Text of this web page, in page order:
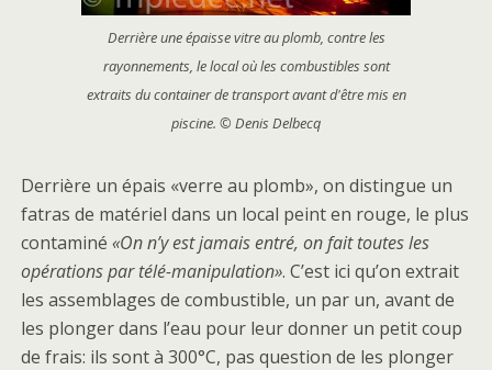
Derrière une épaisse vitre au plomb, contre les
rayonnements, le local où les combustibles sont
extraits du container de transport avant d'être mis en
piscine. © Denis Delbecq
Derrière un épais «verre au plomb», on distingue un
fatras de matériel dans un local peint en rouge, le plus
contaminé «On n’y est jamais entré, on fait toutes les
opérations par télé-manipulation». C’est ici qu’on extrait
les assemblages de combustible, un par un, avant de
les plonger dans l’eau pour leur donner un petit coup
de frais: ils sont à 300°C, pas question de les plonger